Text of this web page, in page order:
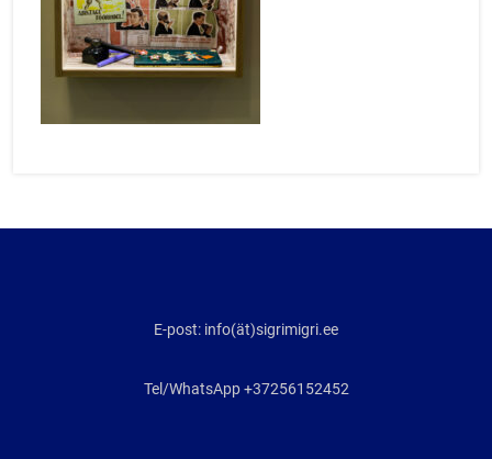
E-post: info(ät)sigrimigri.ee
Tel/WhatsApp +37256152452